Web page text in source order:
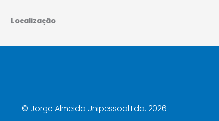
Localização
© Jorge Almeida Unipessoal Lda. 2026